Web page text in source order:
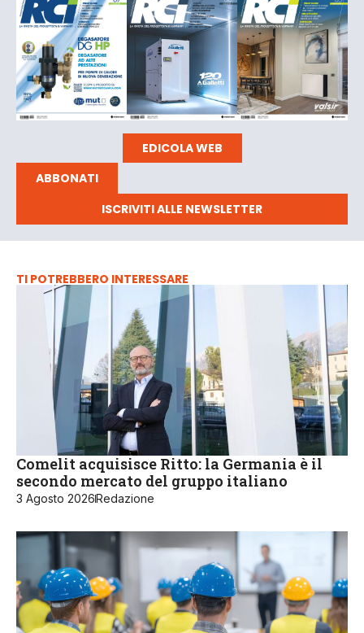
EDICOLA WEB
ABBONATI
ISCRIVITI ALLE NEWSLETTER
TI POTREBBERO INTERESSARE
Comelit acquisisce Ritto: la Germania è il
secondo mercato del gruppo italiano
3 Agosto 2026Redazione